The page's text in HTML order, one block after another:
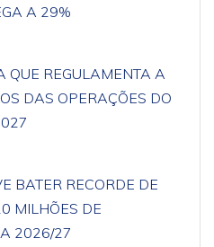
A 29%
QUE REGULAMENTA A
DAS OPERAÇÕES DO
BATER RECORDE DE
MILHÕES DE
2026/27